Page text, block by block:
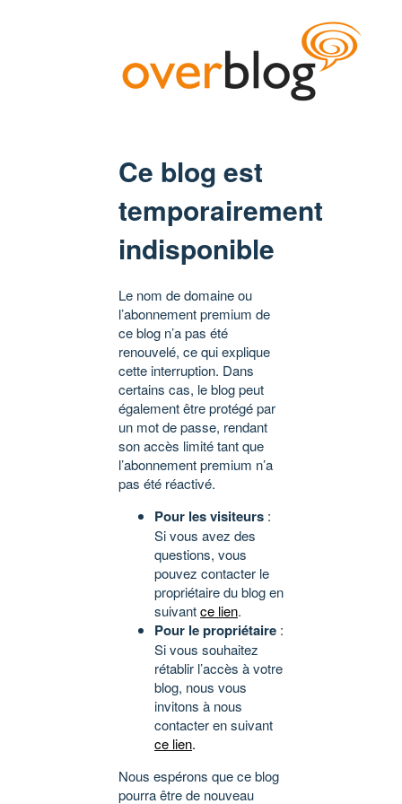
Ce blog est
temporairement
indisponible
Le nom de domaine ou
l’abonnement premium de
ce blog n’a pas été
renouvelé, ce qui explique
cette interruption. Dans
certains cas, le blog peut
également être protégé par
un mot de passe, rendant
son accès limité tant que
l’abonnement premium n’a
pas été réactivé.
Pour les visiteurs :
Si vous avez des
questions, vous
pouvez contacter le
propriétaire du blog en
suivantce lien.
Pour le propriétaire :
Si vous souhaitez
rétablir l’accès à votre
blog, nous vous
invitons à nous
contacter en suivant
ce lien.
Nous espérons que ce blog
pourra être de nouveau